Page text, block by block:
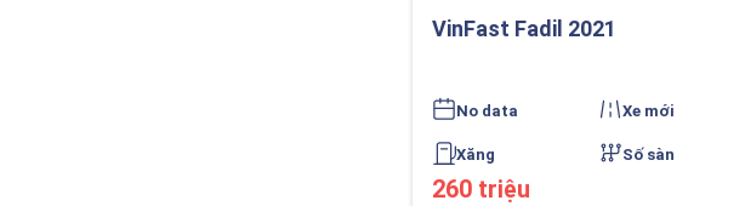
VinFast Fadil 2021
No data Xe mới
Xăng Số sàn
260 triệu